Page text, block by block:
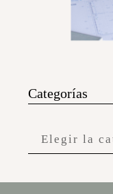
Categorías